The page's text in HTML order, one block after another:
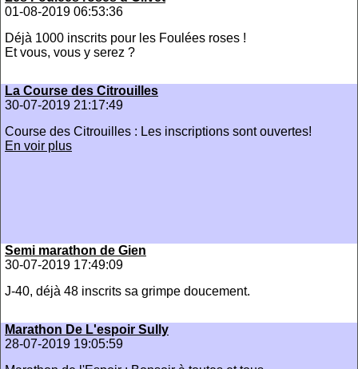
01-08-2019 06:53:36
Déjà 1000 inscrits pour les Foulées roses !
Et vous, vous y serez ?
La Course des Citrouilles
30-07-2019 21:17:49
Course des Citrouilles : Les inscriptions sont ouvertes!
En voir plus
Semi marathon de Gien
30-07-2019 17:49:09
J-40, déjà 48 inscrits sa grimpe doucement.
Marathon De L'espoir Sully
28-07-2019 19:05:59